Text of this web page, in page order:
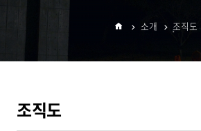
조직도
소개 조직도